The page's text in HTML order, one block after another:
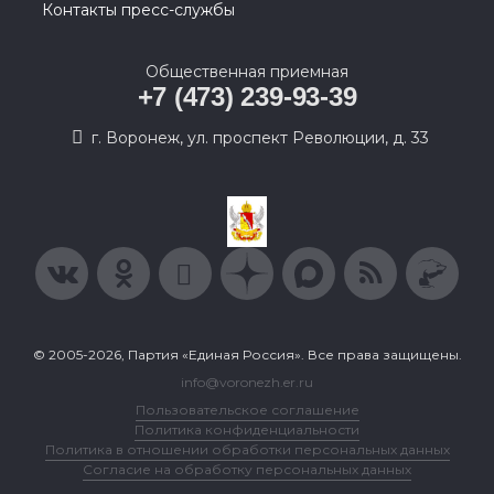
Контакты пресс-службы
Общественная приемная
+7 (473) 239-93-39
г. Воронеж, ул. проспект Революции, д. 33
© 2005-2026, Партия «Единая Россия». Все права защищены.
info@voronezh.er.ru
Пользовательское соглашение
Политика конфиденциальности
Политика в отношении обработки персональных данных
Согласие на обработку персональных данных